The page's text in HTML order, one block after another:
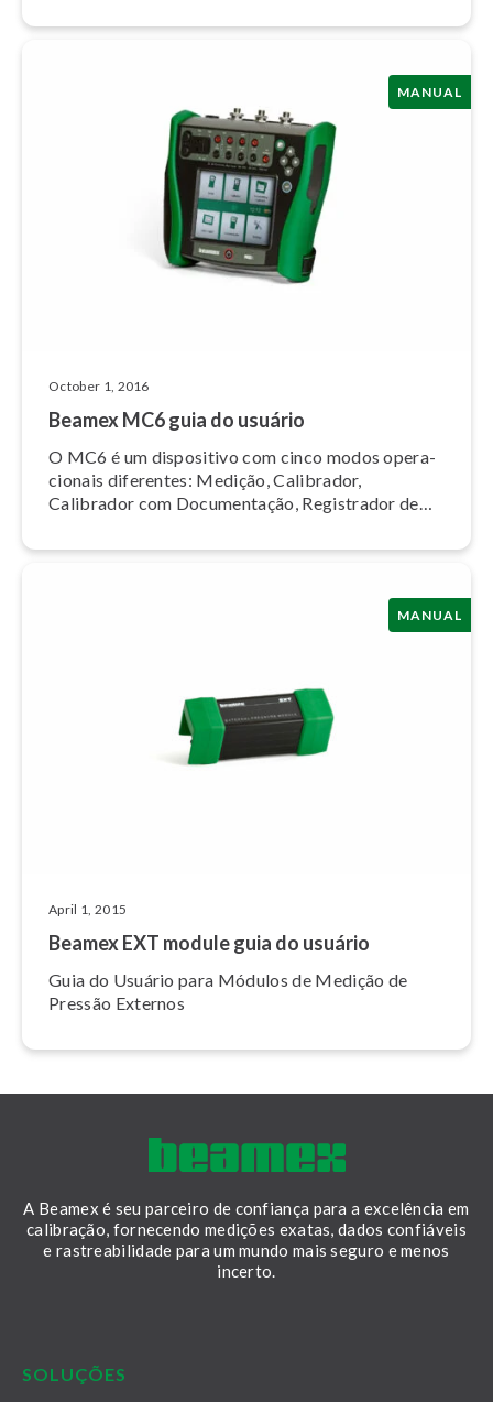
MANUAL
October 1, 2016
Beamex MC6 guia do usuário
O MC6 é um dispositivo com cinco modos ope­ra­
ci­o­nais diferentes: Medição, Calibrador,
Calibrador com Do­cu­men­ta­ção, Registrador de
MANUAL
April 1, 2015
Beamex EXT module guia do usuário
Guia do Usuário para Módulos de Medição de
Pressão Externos
A Beamex é seu parceiro de confiança para a excelência em
calibração, fornecendo medições exatas, dados confiáveis
e rastreabilidade para um mundo mais seguro e menos
incerto.
SOLUÇÕES